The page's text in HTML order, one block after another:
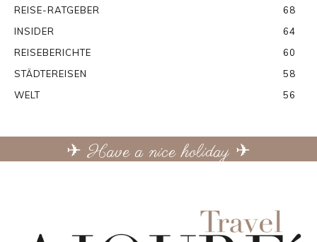
REISE-RATGEBER
68
INSIDER
64
REISEBERICHTE
60
STÄDTEREISEN
58
WELT
56
✈ Have a nice holiday ✈